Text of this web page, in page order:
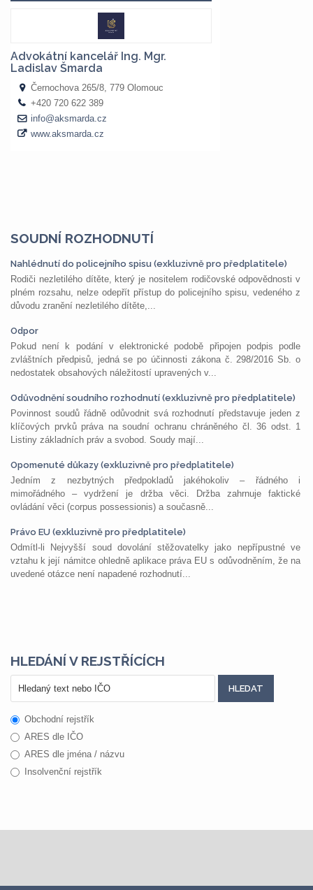
SOUDNÍ ROZHODNUTÍ
Nahlédnutí do policejního spisu (exkluzivně pro předplatitele)
Rodiči nezletilého dítěte, který je nositelem rodičovské odpovědnosti v
plném rozsahu, nelze odepřít přístup do policejního spisu, vedeného z
důvodu zranění nezletilého dítěte,...
Odpor
Pokud není k podání v elektronické podobě připojen podpis podle
zvláštních předpisů, jedná se po účinnosti zákona č. 298/2016 Sb. o
nedostatek obsahových náležitostí upravených v...
Odůvodnění soudního rozhodnutí (exkluzivně pro předplatitele)
Povinnost soudů řádně odůvodnit svá rozhodnutí představuje jeden z
klíčových prvků práva na soudní ochranu chráněného čl. 36 odst. 1
Listiny základních práv a svobod. Soudy mají...
Opomenuté důkazy (exkluzivně pro předplatitele)
Jedním z nezbytných předpokladů jakéhokoliv – řádného i
mimořádného – vydržení je držba věci. Držba zahrnuje faktické
ovládání věci (corpus possessionis) a současně...
Právo EU (exkluzivně pro předplatitele)
Odmítl-li Nejvyšší soud dovolání stěžovatelky jako nepřípustné ve
vztahu k její námitce ohledně aplikace práva EU s odůvodněním, že na
uvedené otázce není napadené rozhodnutí...
HLEDÁNÍ V REJSTŘÍCÍCH
Obchodní rejstřík
ARES dle IČO
ARES dle jména / názvu
Insolvenční rejstřík